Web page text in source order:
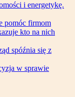
i energetykę.
pomóc firmom
kto na nich
spóźnia się z
w sprawie